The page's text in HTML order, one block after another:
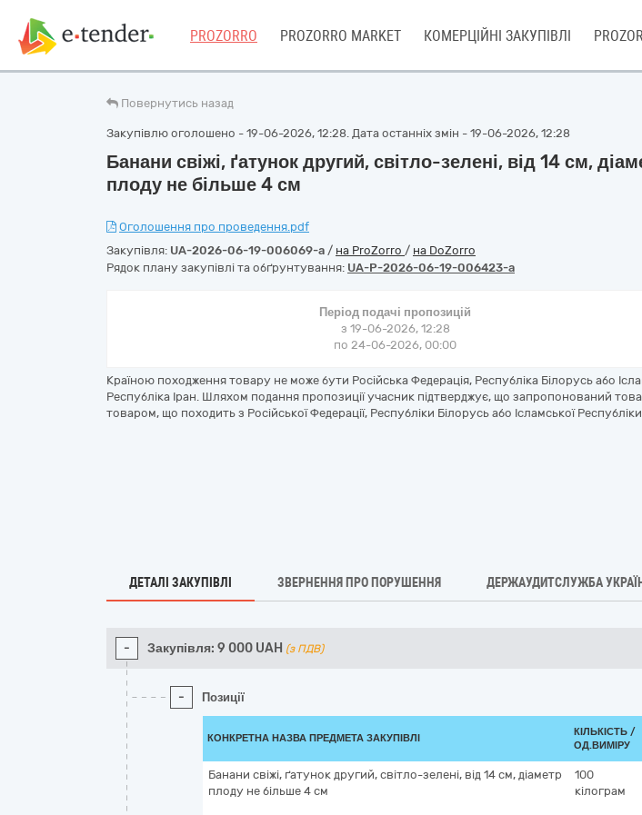
PROZORRO PROZORRO MARKET КОМЕРЦІЙНІ ЗАКУПІВЛІ
Повернутись назад
Закупівлю оголошено - 19-06-2026, 12:28. Дата останніх змін - 19-06-2026, 12:28
Банани свіжі, ґатунок другий, світло-зелені, від 14 см,
плоду не більше 4 см
Оголошення про проведення.pdf
Закупівля: UA-2026-06-19-006069-a / на ProZorro / на DoZorro
Рядок плану закупівлі та обґрунтування: UA-P-2026-06-19-006423-a
Період подачі пропозицій
з 19-06-2026, 12:28
по 24-06-2026, 00:00
Країною походження товару не може бути Російська Федерація, Республіка Білорусь або
Республіка Іран. Шляхом подання пропозиції учасник підтверджує, що запропонований
товаром, що походить з Російської Федерації, Республіки Білорусь або Ісламської Республіки
ДЕТАЛІ ЗАКУПІВЛІ ЗВЕРНЕННЯ ПРО ПОРУШЕННЯ ДЕРЖАУДИТСЛУЖБА
- Закупівля: 9 000 UAH (з ПДВ)
- Позиції
КОНКРЕТНА НАЗВА ПРЕДМЕТА ЗАКУПІВЛІ
КІЛЬКІСТЬ /
ОД.ВИМІРУ
Банани свіжі, ґатунок другий, світло-зелені, від 14 см, діаметр
плоду не більше 4 см
100
кілограм